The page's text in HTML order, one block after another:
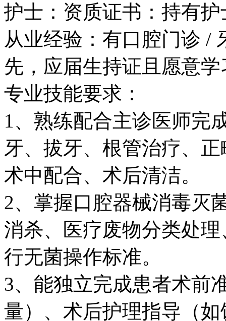
护士：资质证书：持有
从业经验：有口腔门诊 /
先，应届生持证且愿意
专业技能要求​：
1、熟练配合主诊医师完
牙、拔牙、根管治疗、
术中配合、术后清洁。​
2、掌握口腔器械消毒灭
消杀、医疗废物分类处
行无菌操作标准。​
3、能独立完成患者术前
量）、术后护理指导（